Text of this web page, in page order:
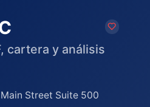
cartera y análisis
Street Suite 500